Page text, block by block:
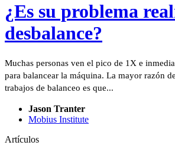
¿Es su problema
desbalance?
Muchas personas ven el pico de 1X e
para balancear la máquina. La mayor razón
trabajos de balanceo es que...
Jason Tranter
Mobius Institute
Artículos